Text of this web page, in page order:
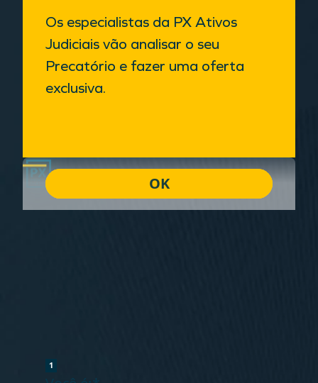
Os especialistas da PX Ativos
Judiciais vão analisar o seu
Precatório e fazer uma oferta
exclusiva.